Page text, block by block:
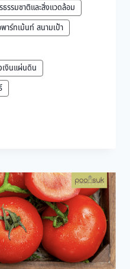
รรมชาติและสิ่งแวดล้อม
าร์ทเม้นท์ สนามเป้า
เงินแผ่นดิน